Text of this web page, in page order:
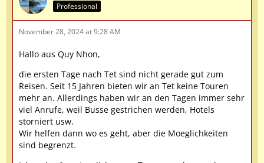
Professional
November 28, 2024 at 9:28 AM
Hallo aus Quy Nhon,
die ersten Tage nach Tet sind nicht gerade gut zum
Reisen. Seit 15 Jahren bieten wir an Tet keine Touren
mehr an. Allerdings haben wir an den Tagen immer sehr
viel Anrufe, weil Busse gestrichen werden, Hotels
storniert usw.
Wir helfen dann wo es geht, aber die Moeglichkeiten
sind begrenzt.